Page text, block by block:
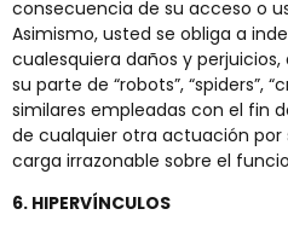
consecuencia de su acceso o
Asimismo, usted se obliga a
cualesquiera daños y
su parte de “robots”, “spiders”,
similares empleadas con el fin
de cualquier otra actuación
carga irrazonable sobre el
6. HIPERVÍNCULOS